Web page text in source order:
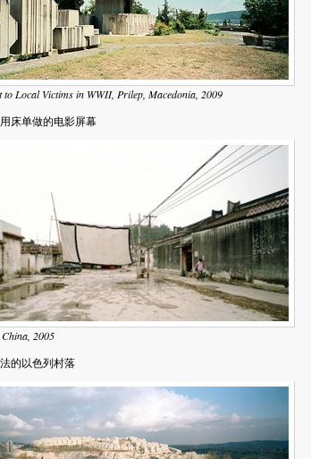
to Local Victims in WWII, Prilep, Macedonia, 2009
床单做的电影屏幕
2005
的以色列村落